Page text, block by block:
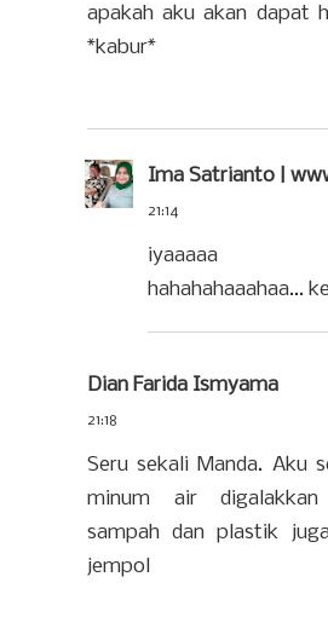
apakah aku akan dapat
*kabur*
Ima Satrianto |
21:14
iyaaaaa
hahahahaaahaa...
Dian Farida Ismyama
21:18
Seru sekali Manda. Aku
minum air
sampah dan plastik
jempol